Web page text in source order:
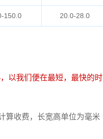
150.0 20.0-28.0
，以我们便在最短，最快的时
算收费，长宽高单位为毫米